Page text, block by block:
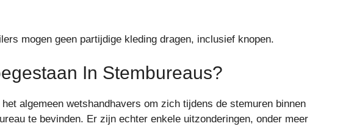
mogen geen partijdige kleding dragen, inclusief knopen.
​​in Stembureaus?
algemeen wetshandhavers om zich tijdens de stemuren binnen
te bevinden. Er zijn echter enkele uitzonderingen, onder meer